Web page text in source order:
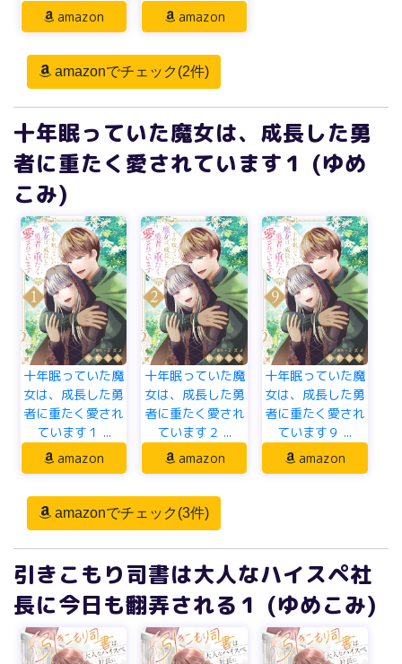
amazon
amazon
amazonでチェック(2件)
十年眠っていた魔女は、成長した勇
者に重たく愛されています１ (ゆめ
こみ)
十年眠っていた魔
女は、成長した勇
者に重たく愛され
ています１ ...
amazon
十年眠っていた魔
女は、成長した勇
者に重たく愛され
ています２ ...
amazon
十年眠っていた魔
女は、成長した勇
者に重たく愛され
ています９ ...
amazon
amazonでチェック(3件)
引きこもり司書は大人なハイスペ社
長に今日も翻弄される１ (ゆめこみ)